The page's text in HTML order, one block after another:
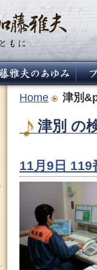
Home 津別
津別 の
11月9日 119